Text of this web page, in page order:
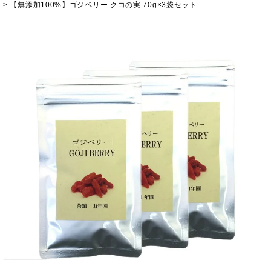
【無添加100%】ゴジベリー クコの実 70g×3袋セット